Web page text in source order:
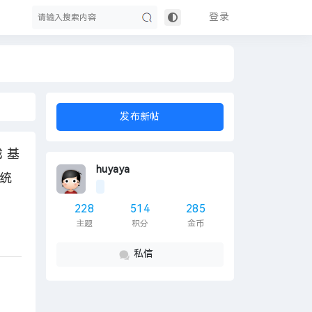
登录
基
发布新帖
huyaya
228
主题
514
积分
285
金币
私信